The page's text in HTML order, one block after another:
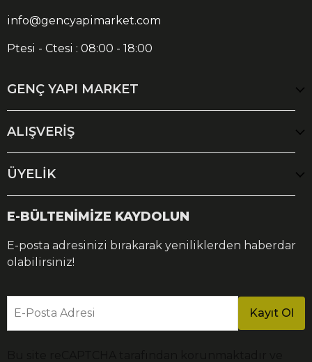
info@gencyapimarket.com
Ptesi - Ctesi : 08:00 - 18:00
GENÇ YAPI MARKET
ALIŞVERİŞ
ÜYELİK
E-BÜLTENİMİZE KAYDOLUN
E-posta adresinizi bırakarak yeniliklerden haberdar
olabilirsiniz!
E-Posta Adresi Kayıt Ol